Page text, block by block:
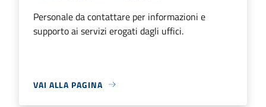
Personale da contattare per informazioni e
supporto ai servizi erogati dagli uffici.
VAI ALLA PAGINA